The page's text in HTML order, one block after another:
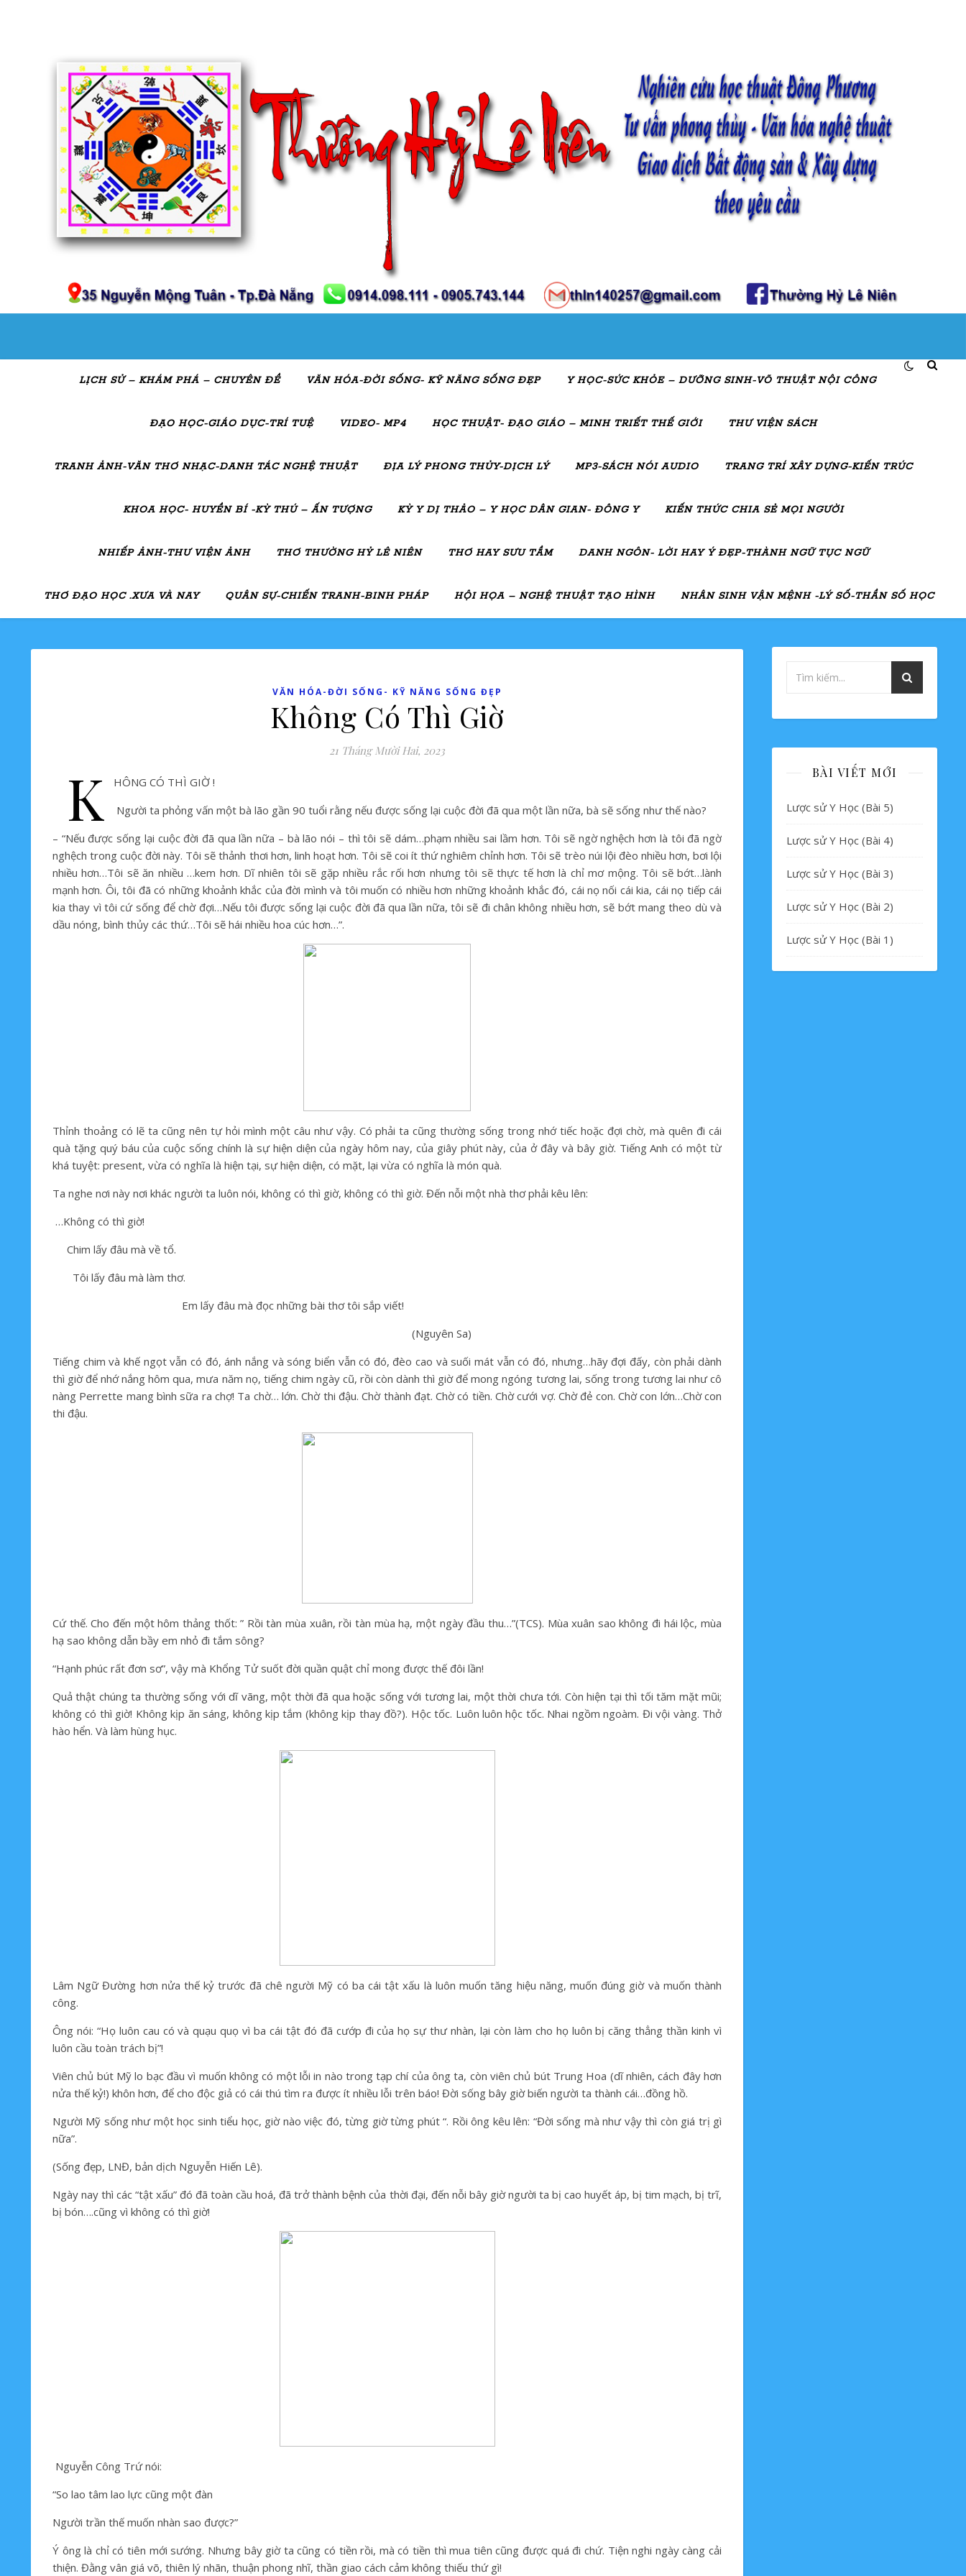
LỊCH SỬ – KHÁM PHÁ – CHUYÊN ĐỀ VĂN HÓA-ĐỜI SỐNG- KỸ NĂNG SỐNG ĐẸP Y HỌC-SỨC KHỎE – DƯỠNG SINH-VÕ THUẬT NỘI CÔNG
ĐẠO HỌC-GIÁO DỤC-TRÍ TUỆ VIDEO- MP4 HỌC THUẬT- ĐẠO GIÁO – MINH TRIẾT THẾ GIỚI THƯ VIỆN SÁCH
TRANH ẢNH-VĂN THƠ NHẠC-DANH TÁC NGHỆ THUẬT ĐỊA LÝ PHONG THỦY-DỊCH LÝ MP3-SÁCH NÓI AUDIO TRANG TRÍ XÂY DỰNG-KIẾN TRÚC
KHOA HỌC- HUYỀN BÍ -KỲ THÚ – ẤN TƯỢNG KỲ Y DỊ THẢO – Y HỌC DÂN GIAN- ĐÔNG Y KIẾN THỨC CHIA SẺ MỌI NGƯỜI
NHIẾP ẢNH-THƯ VIỆN ẢNH THƠ THƯỜNG HỶ LÊ NIÊN THƠ HAY SƯU TẦM DANH NGÔN- LỜI HAY Ý ĐẸP-THÀNH NGỮ TỤC NGỮ
THƠ ĐẠO HỌC .XƯA VÀ NAY QUÂN SỰ-CHIẾN TRANH-BINH PHÁP HỘI HỌA – NGHỆ THUẬT TẠO HÌNH NHÂN SINH VẬN MỆNH -LÝ SỐ-THẦN SỐ HỌC
VĂN HÓA-ĐỜI SỐNG- KỸ NĂNG SỐNG ĐẸP
Không Có Thì Giờ
21 Tháng Mười Hai, 2023
K
HÔNG CÓ THÌ GIỜ !
Người ta phỏng vấn một bà lão gần 90 tuổi rằng nếu được sống lại cuộc đời đã qua một lần nữa, bà sẽ sống như thế nào?
– “Nếu được sống lại cuộc đời đã qua lần nữa – bà lão nói – thì tôi sẽ dám…phạm nhiều sai lầm hơn. Tôi sẽ ngờ nghệch hơn là tôi đã ngờ
nghệch trong cuộc đời này. Tôi sẽ thảnh thơi hơn, linh hoạt hơn. Tôi sẽ coi ít thứ nghiêm chỉnh hơn. Tôi sẽ trèo núi lội đèo nhiều hơn, bơi lội
nhiều hơn…Tôi sẽ ăn nhiều …kem hơn. Dĩ nhiên tôi sẽ gặp nhiều rắc rối hơn nhưng tôi sẽ thực tế hơn là chỉ mơ mộng. Tôi sẽ bớt…lành
mạnh hơn. Ôi, tôi đã có những khoảnh khắc của đời mình và tôi muốn có nhiều hơn những khoảnh khắc đó, cái nọ nối cái kia, cái nọ tiếp cái
kia thay vì tôi cứ sống để chờ đợi…Nếu tôi được sống lại cuộc đời đã qua lần nữa, tôi sẽ đi chân không nhiều hơn, sẽ bớt mang theo dù và
dầu nóng, bình thủy các thứ…Tôi sẽ hái nhiều hoa cúc hơn…”.
Thỉnh thoảng có lẽ ta cũng nên tự hỏi mình một câu như vậy. Có phải ta cũng thường sống trong nhớ tiếc hoặc đợi chờ, mà quên đi cái
quà tặng quý báu của cuộc sống chính là sự hiện diện của ngày hôm nay, của giây phút này, của ở đây và bây giờ. Tiếng Anh có một từ
khá tuyệt: present, vừa có nghĩa là hiện tại, sự hiện diện, có mặt, lại vừa có nghĩa là món quà.
Ta nghe nơi này nơi khác người ta luôn nói, không có thì giờ, không có thì giờ. Đến nỗi một nhà thơ phải kêu lên:
…Không có thì giờ!
Chim lấy đâu mà về tổ.
Tôi lấy đâu mà làm thơ.
Em lấy đâu mà đọc những bài thơ tôi sắp viết!
(Nguyên Sa)
Tiếng chim và khế ngọt vẫn có đó, ánh nắng và sóng biển vẫn có đó, đèo cao và suối mát vẫn có đó, nhưng…hãy đợi đấy, còn phải dành
thì giờ để nhớ nắng hôm qua, mưa năm nọ, tiếng chim ngày cũ, rồi còn dành thì giờ để mong ngóng tương lai, sống trong tương lai như cô
nàng Perrette mang bình sữa ra chợ! Ta chờ… lớn. Chờ thi đậu. Chờ thành đạt. Chờ có tiền. Chờ cưới vợ. Chờ đẻ con. Chờ con lớn…Chờ con
thi đậu.
Cứ thế. Cho đến một hôm thảng thốt: ” Rồi tàn mùa xuân, rồi tàn mùa hạ, một ngày đầu thu…”(TCS). Mùa xuân sao không đi hái lộc, mùa
hạ sao không dẫn bầy em nhỏ đi tắm sông?
“Hạnh phúc rất đơn sơ”, vậy mà Khổng Tử suốt đời quần quật chỉ mong được thế đôi lần!
Quả thật chúng ta thường sống với dĩ vãng, một thời đã qua hoặc sống với tương lai, một thời chưa tới. Còn hiện tại thì tối tăm mặt mũi;
không có thì giờ! Không kịp ăn sáng, không kịp tắm (không kịp thay đồ?). Hộc tốc. Luôn luôn hộc tốc. Nhai ngồm ngoàm. Đi vội vàng. Thở
hào hển. Và làm hùng hục.
Lâm Ngữ Đường hơn nửa thế kỷ trước đã chê người Mỹ có ba cái tật xấu là luôn muốn tăng hiệu năng, muốn đúng giờ và muốn thành
công.
Ông nói: “Họ luôn cau có và quạu quọ vì ba cái tật đó đã cướp đi của họ sự thư nhàn, lại còn làm cho họ luôn bị căng thẳng thần kinh vì
luôn cầu toàn trách bị”!
Viên chủ bút Mỹ lo bạc đầu vì muốn không có một lỗi in nào trong tạp chí của ông ta, còn viên chủ bút Trung Hoa (dĩ nhiên, cách đây hơn
nửa thế kỷ!) khôn hơn, để cho độc giả có cái thú tìm ra được ít nhiều lỗi trên báo! Đời sống bây giờ biến người ta thành cái…đồng hồ.
Người Mỹ sống như một học sinh tiểu học, giờ nào việc đó, từng giờ từng phút “. Rồi ông kêu lên: “Đời sống mà như vậy thì còn giá trị gì
nữa”.
(Sống đẹp, LNĐ, bản dịch Nguyễn Hiến Lê).
Ngày nay thì các “tật xấu” đó đã toàn cầu hoá, đã trở thành bệnh của thời đại, đến nỗi bây giờ người ta bị cao huyết áp, bị tim mạch, bị trĩ,
bị bón….cũng vì không có thì giờ!
Nguyễn Công Trứ nói:
“So lao tâm lao lực cũng một đàn
Người trần thế muốn nhàn sao được?”
Ý ông là chỉ có tiên mới sướng. Nhưng bây giờ ta cũng có tiền rồi, mà có tiền thì mua tiên cũng được quá đi chứ. Tiện nghi ngày càng cải
thiện. Đằng vân giá võ, thiên lý nhãn, thuận phong nhĩ, thần giao cách cảm không thiếu thứ gì!
BÀI VIẾT MỚI
Lược sử Y Học (Bài 5)
Lược sử Y Học (Bài 4)
Lược sử Y Học (Bài 3)
Lược sử Y Học (Bài 2)
Lược sử Y Học (Bài 1)